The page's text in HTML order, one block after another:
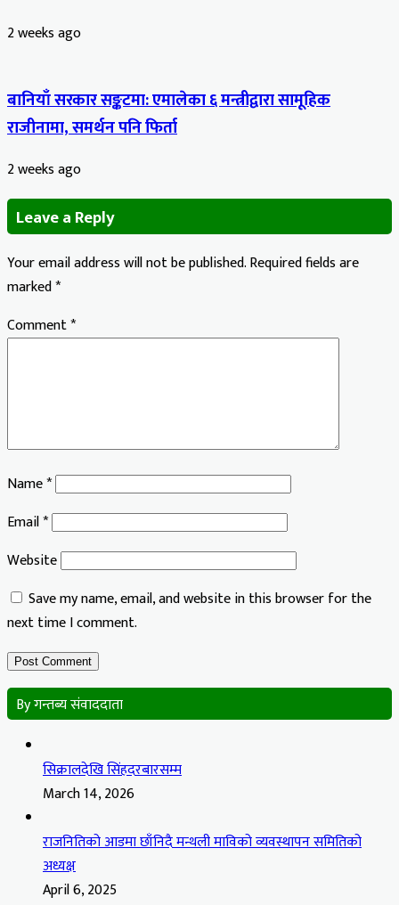
2 weeks ago
बानियाँ सरकार सङ्कटमा: एमालेका ६ मन्त्रीद्वारा सामूहिक
राजीनामा, समर्थन पनि फिर्ता
2 weeks ago
Leave a Reply
Your email address will not be published.Required fields are
marked*
Comment*
Name*
Email*
Website
Save my name, email, and website in this browser for the
next time I comment.
By गन्तब्य संवाददाता
सिक्रालदेखि सिंहदरबारसम्म
March 14, 2026
राजनितिको आडमा छाँनिदै मन्थली माविको व्यवस्थापन समितिको
अध्यक्ष
April 6, 2025